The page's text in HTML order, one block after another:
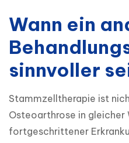
Wann ein
sinnvoller
Stammzelltherapie ist
Osteoarthrose in gleicher
fortgeschrittener